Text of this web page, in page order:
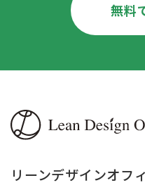
無料
リーンデザインオフ